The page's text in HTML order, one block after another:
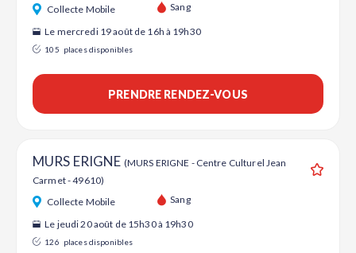
Collecte Mobile Sang
Le mercredi 19 août de 16h à 19h30
105 places disponibles
PRENDRE RENDEZ-VOUS
MURS ERIGNE (MURS ERIGNE - Centre Culturel Jean
Carmet - 49610)
Collecte Mobile Sang
Le jeudi 20 août de 15h30 à 19h30
126 places disponibles